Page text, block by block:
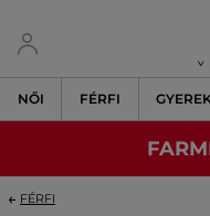
NŐI FÉRFI
FÉRFI